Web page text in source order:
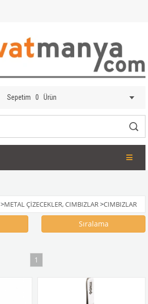
Sepetim 0 Ürün
>METAL ÇIZECEKLER, CIMBIZLAR>CIMBIZLAR
Sıralama
1